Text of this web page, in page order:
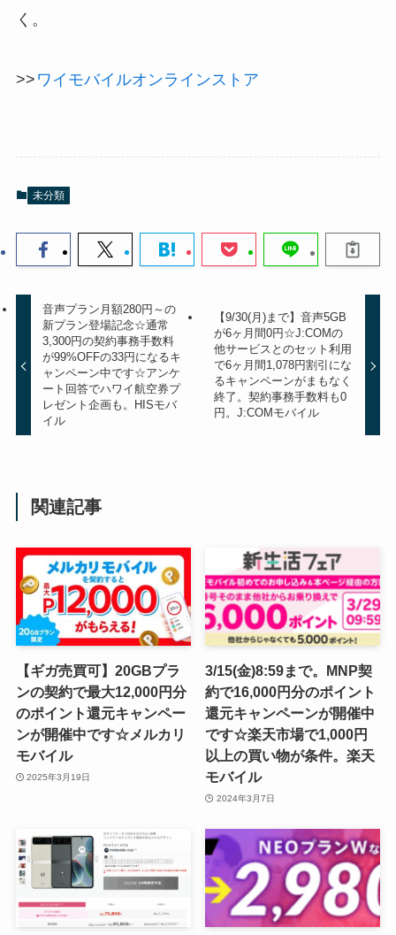
く。
>> ワイモバイルオンラインストア
未分類
音声プラン月額280円～の
新プラン登場記念☆通常
3,300円の契約事務手数料
が99%OFFの33円になるキ
ャンペーン中です☆アンケ
ート回答でハワイ航空券プ
レゼント企画も。HISモバ
イル
【9/30(月)まで】音声5GB
が6ヶ月間0円☆J:COMの
他サービスとのセット利用
で6ヶ月間1,078円割引にな
るキャンペーンがまもなく
終了。契約事務手数料も0
円。J:COMモバイル
関連記事
【ギガ売買可】20GBプラ
ンの契約で最大12,000円分
のポイント還元キャンペー
ンが開催中です☆メルカリ
モバイル
2025年3月19日
3/15(金)8:59まで。MNP契
約で16,000円分のポイント
還元キャンペーンが開催中
です☆楽天市場で1,000円
以上の買い物が条件。楽天
モバイル
2024年3月7日